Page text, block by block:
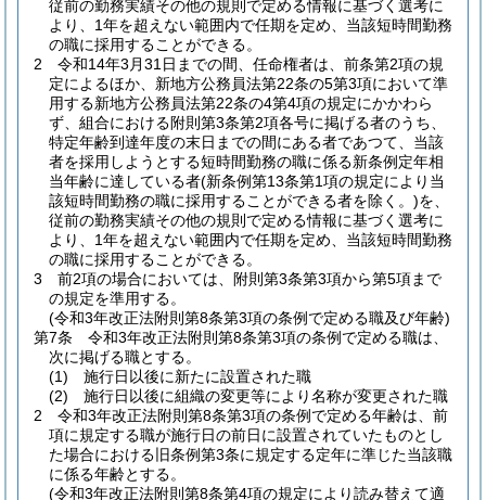
従前の勤務実績その他の規則で定める情報に基づく選考に
より、1年を超えない範囲内で任期を定め、当該短時間勤務
の職に採用することができる。
2
令和14年3月31日までの間、任命権者は、前条第2項の規
定によるほか、新地方公務員法第22条の5第3項において準
用する新地方公務員法第22条の4第4項の規定にかかわら
ず、組合における附則第3条第2項各号に掲げる者のうち、
特定年齢到達年度の末日までの間にある者であつて、当該
者を採用しようとする短時間勤務の職に係る新条例定年相
当年齢に達している者(新条例第13条第1項の規定により当
該短時間勤務の職に採用することができる者を除く。)を、
従前の勤務実績その他の規則で定める情報に基づく選考に
より、1年を超えない範囲内で任期を定め、当該短時間勤務
の職に採用することができる。
3
前2項の場合においては、附則第3条第3項から第5項まで
の規定を準用する。
(令和3年改正法附則第8条第3項の条例で定める職及び年齢)
第7条
令和3年改正法附則第8条第3項の条例で定める職は、
次に掲げる職とする。
(1)
施行日以後に新たに設置された職
(2)
施行日以後に組織の変更等により名称が変更された職
2
令和3年改正法附則第8条第3項の条例で定める年齢は、前
項に規定する職が施行日の前日に設置されていたものとし
た場合における旧条例第3条に規定する定年に準じた当該職
に係る年齢とする。
(令和3年改正法附則第8条第4項の規定により読み替えて適